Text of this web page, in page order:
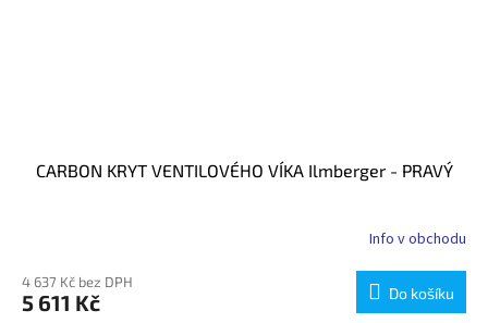
CARBON KRYT VENTILOVÉHO VÍKA Ilmberger - PRAVÝ
Info v obchodu
4 637 Kč bez DPH
5 611 Kč Do košíku